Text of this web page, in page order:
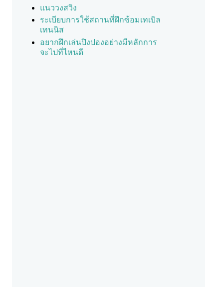
แนววงสวิง
ระเบียบการใช้สถานที่ฝึกซ้อมเทเบิล
เทนนิส
อยากฝึกเล่นปิงปองอย่างมีหลักการ
จะไปที่ไหนดี